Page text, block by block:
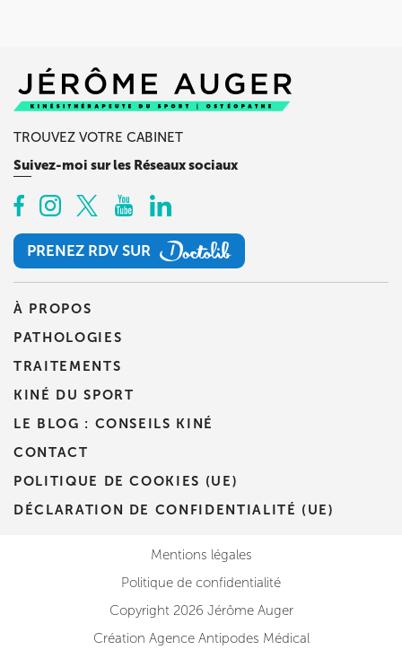
TROUVEZ VOTRE CABINET
Suivez-moi sur les Réseaux sociaux
PRENEZ RDV SUR
PRENEZ RDV SUR
À PROPOS
PATHOLOGIES
TRAITEMENTS
KINÉ DU SPORT
LE BLOG : CONSEILS KINÉ
CONTACT
POLITIQUE DE COOKIES (UE)
DÉCLARATION DE CONFIDENTIALITÉ (UE)
Mentions légales
Politique de confidentialité
Copyright 2026 Jérôme Auger
Création Agence Antipodes Médical